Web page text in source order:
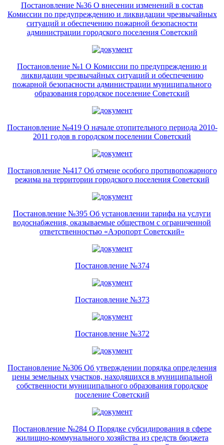
Постановление №36 О внесении изменений в состав
Комиссии по предупреждению и ликвидации чрезвычайных
ситуаций и обеспечению пожарной безопасности
администрации городского поселения Советский
Постановление №1 О Комиссии по предупреждению и
ликвидации чрезвычайных ситуаций и обеспечению
пожарной безопасности администрации муниципального
образования городское поселение Советский
Постановление №419 О начале отопительного периода 2010-
2011 годов в городском поселении Советский
Постановление №417 Об отмене особого противопожарного
режима на территории городского поселения Советский
Постановление №395 Об установлении тарифа на услуги
водоснабжения, оказываемые обществом с ограниченной
ответственностью «Аэропорт Советский»
Постановление №374
Постановление №373
Постановление №372
Постановление №306 Об утверждении порядка определения
цены земельных участков, находящихся в муниципальной
собственности муниципального образования городское
поселение Советский
Постановление №284 О Порядке субсидирования в сфере
жилищно-коммунального хозяйства из средств бюджета